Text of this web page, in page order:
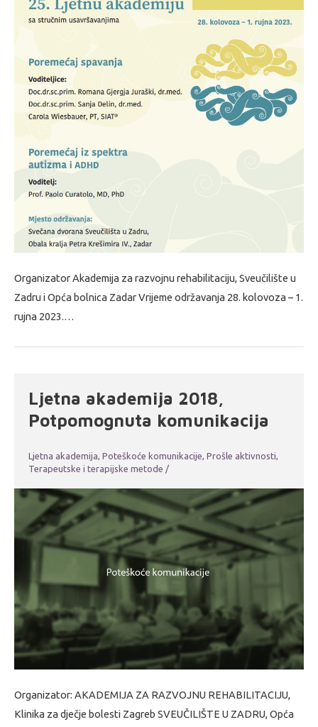
Organizator Akademija za razvojnu rehabilitaciju, Sveučilište u
Zadru i Opća bolnica Zadar Vrijeme održavanja 28. kolovoza – 1.
rujna 2023.…
Ljetna akademija 2018,
Potpomognuta komunikacija
Ljetna akademija Poteškoće komunikacije Prošle aktivnosti
Terapeutske i terapijske metode /
Organizator: AKADEMIJA ZA RAZVOJNU REHABILITACIJU,
Klinika za dječje bolesti Zagreb SVEUČILIŠTE U ZADRU, Opća